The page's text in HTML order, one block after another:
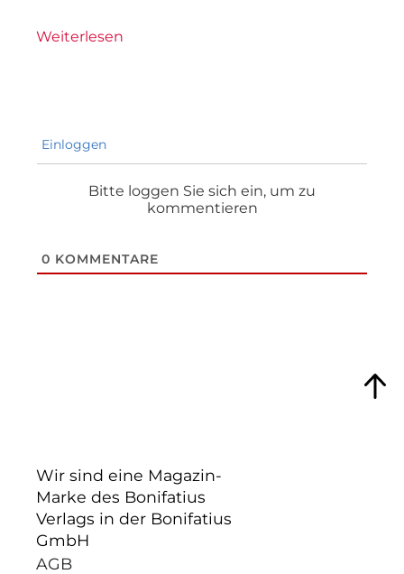
Weiterlesen
Einloggen
Bitte loggen Sie sich ein, um zu
kommentieren
0 KOMMENTARE
Wir sind eine Magazin-
Marke des Bonifatius
Verlags in der Bonifatius
GmbH
AGB